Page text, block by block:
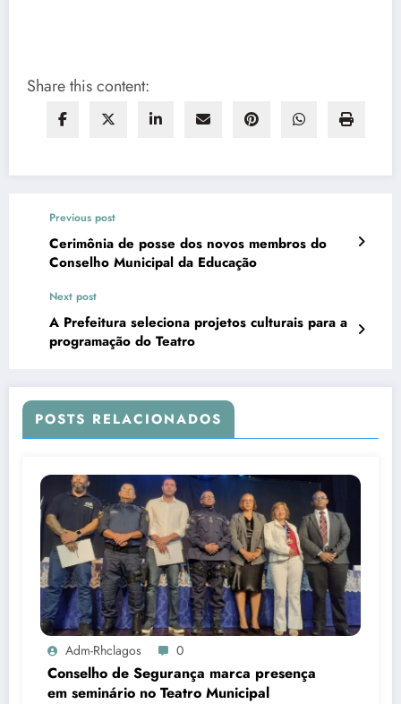
Share this content:
Previous post
Cerimônia de posse dos novos membros do
Conselho Municipal da Educação
Next post
A Prefeitura seleciona projetos culturais para a
programação do Teatro
POSTS RELACIONADOS
Adm-Rhclagos 0
Conselho de Segurança marca presença
em seminário no Teatro Municipal